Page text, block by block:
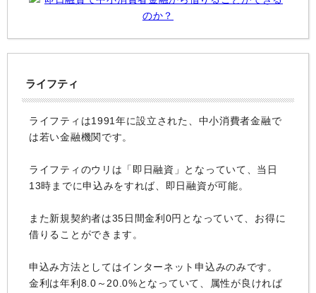
ライフティ
ライフティは1991年に設立された、中小消費者金融で
は若い金融機関です。
ライフティのウリは「即日融資」となっていて、当日
13時までに申込みをすれば、即日融資が可能。
また新規契約者は35日間金利0円となっていて、お得に
借りることができます。
申込み方法としてはインターネット申込みのみです。
金利は年利8.0～20.0%となっていて、属性が良ければ